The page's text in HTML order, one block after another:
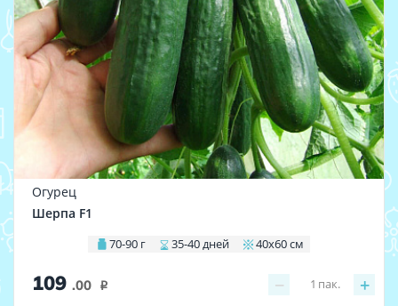
Огурец
Шерпа F1
70-90 г 35-40 дней 40х60 см
109 .00 i − +
1 пак.